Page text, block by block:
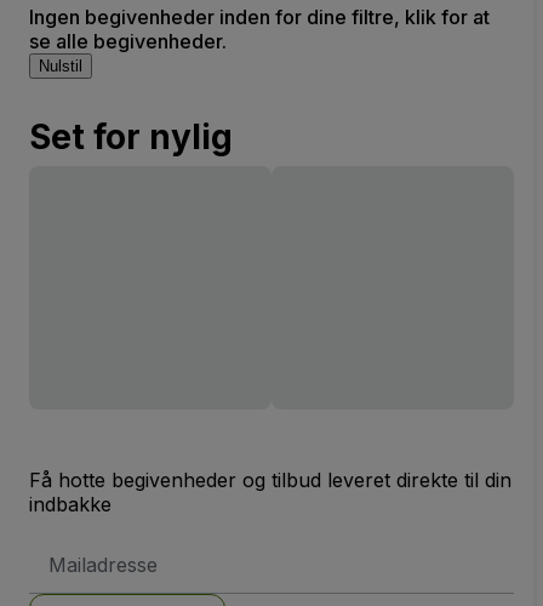
Ingen begivenheder inden for dine filtre, klik for at
se alle begivenheder.
Nulstil
Set for nylig
Få hotte begivenheder og tilbud leveret direkte til din
indbakke
adresse